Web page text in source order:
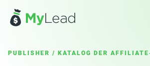
PUBLISHER / KATALOG DER